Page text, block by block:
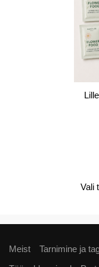
Vali
Meist Tarnimine ja